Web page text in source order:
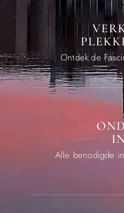
Ontdek de
Alle benodigde